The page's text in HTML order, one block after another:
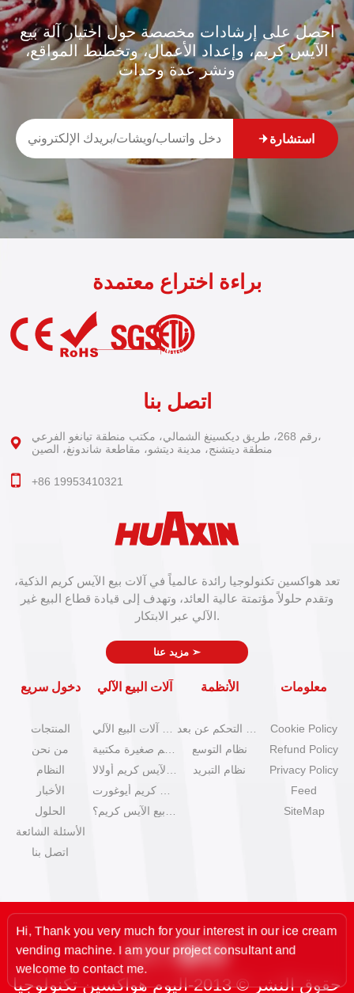
احصل على إرشادات مخصصة حول اختيار آلة بيع
الآيس كريم، وإعداد الأعمال، وتخطيط المواقع،
ونشر عدة وحدات
استشارة
تعد هواكسين تكنولوجيا رائدة عالمياً في آلات بيع الآيس كريم الذكية،
وتقدم حلولاً مؤتمتة عالية العائد، وتهدف إلى قيادة قطاع البيع غير
الآلي عبر الابتكار.
➣
دخول سريع
المنتجات
من نحن
النظام
الأخبار
الحلول
الأسئلة الشائعة
اتصل بنا
آلات البيع الآلي الأنظمة
نظام التوسع
نظام التبريد
معلومات
Cookie Policy
Refund Policy
Privacy Policy
Feed
SiteMap
براءة اختراع معتمدة
اتصل بنا
رقم 268، طريق ديكسينغ الشمالي، مكتب منطقة تيانغو الفرعي،
منطقة ديتشنج، مدينة ديتشو، مقاطعة شاندونغ، الصين
+86 19953410321
حقوق النشر © 2013-اليوم هواكسين تكنولوجيا
you very much for your interest in our ice cream
machine. I am your project consultant and
to contact me.